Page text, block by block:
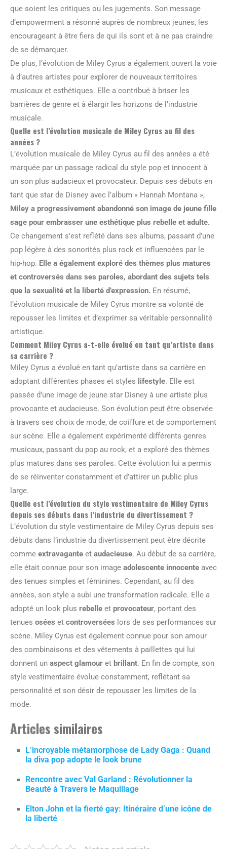
que soient les critiques ou les jugements. Son message
d’empowerment a résonné auprès de nombreux jeunes, les
encourageant à être fiers de qui ils sont et à ne pas craindre
de se démarquer.
De plus, l’évolution de Miley Cyrus a également ouvert la voie
à d’autres artistes pour explorer de nouveaux territoires
musicaux et esthétiques. Elle a contribué à briser les
barrières de genre et à élargir les horizons de l’industrie
musicale.
Quelle est l’évolution musicale de Miley Cyrus au fil des
années ?
L’évolution musicale de Miley Cyrus au fil des années a été
marquée par un passage radical du style pop et innocent à
un son plus audacieux et provocateur. Depuis ses débuts en
tant que star de Disney avec l’album « Hannah Montana »,
Miley a progressivement abandonné son image de jeune fille
sage pour embrasser une esthétique plus rebelle et adulte.
Ce changement s’est reflété dans ses albums, passant d’une
pop légère à des sonorités plus rock et influencées par le
hip-hop. Elle a également exploré des thèmes plus matures
et controversés dans ses paroles, abordant des sujets tels
que la sexualité et la liberté d’expression. En résumé,
l’évolution musicale de Miley Cyrus montre sa volonté de
repousser les limites et d’exprimer sa véritable personnalité
artistique.
Comment Miley Cyrus a-t-elle évolué en tant qu’artiste dans
sa carrière ?
Miley Cyrus a évolué en tant qu’artiste dans sa carrière en
adoptant différentes phases et styles lifestyle. Elle est
passée d’une image de jeune star Disney à une artiste plus
provocante et audacieuse. Son évolution peut être observée
à travers ses choix de mode, de coiffure et de comportement
sur scène. Elle a également expérimenté différents genres
musicaux, passant du pop au rock, et a exploré des thèmes
plus matures dans ses paroles. Cette évolution lui a permis
de se réinventer constamment et d’attirer un public plus
large.
Quelle est l’évolution du style vestimentaire de Miley Cyrus
depuis ses débuts dans l’industrie du divertissement ?
L’évolution du style vestimentaire de Miley Cyrus depuis ses
débuts dans l’industrie du divertissement peut être décrite
comme extravagante et audacieuse. Au début de sa carrière,
elle était connue pour son image adolescente innocente avec
des tenues simples et féminines. Cependant, au fil des
années, son style a subi une transformation radicale. Elle a
adopté un look plus rebelle et provocateur, portant des
tenues osées et controversées lors de ses performances sur
scène. Miley Cyrus est également connue pour son amour
des combinaisons et des vêtements à paillettes qui lui
donnent un aspect glamour et brillant. En fin de compte, son
style vestimentaire évolue constamment, reflétant sa
personnalité et son désir de repousser les limites de la
mode.
Articles similaires
L’incroyable métamorphose de Lady Gaga : Quand
la diva pop adopte le look brune
Rencontre avec Val Garland : Révolutionner la
Beauté à Travers le Maquillage
Elton John et la fierté gay: Itinéraire d’une icône de
la liberté